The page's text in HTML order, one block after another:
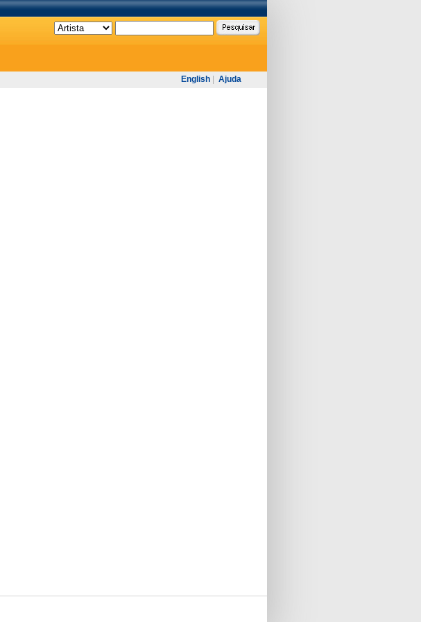
English Ajuda